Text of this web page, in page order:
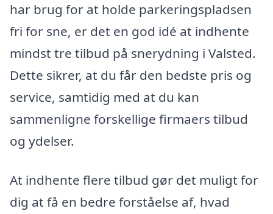
har brug for at holde parkeringspladsen
fri for sne, er det en god idé at indhente
mindst tre tilbud på snerydning i Valsted.
Dette sikrer, at du får den bedste pris og
service, samtidig med at du kan
sammenligne forskellige firmaers tilbud
og ydelser.
At indhente flere tilbud gør det muligt for
dig at få en bedre forståelse af, hvad